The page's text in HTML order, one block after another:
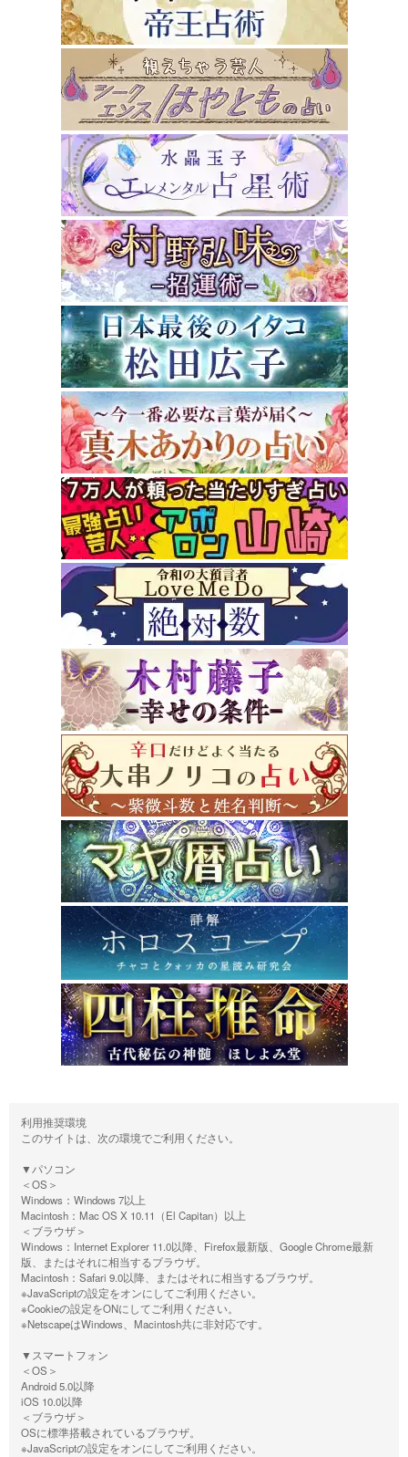
利用推奨環境
このサイトは、次の環境でご利用ください。
▼パソコン
＜OS＞
Windows：Windows 7以上
Macintosh：Mac OS X 10.11（El Capitan）以上
＜ブラウザ＞
Windows：Internet Explorer 11.0以降、Firefox最新版、Google Chrome最新
版、またはそれに相当するブラウザ。
Macintosh：Safari 9.0以降、またはそれに相当するブラウザ。
※JavaScriptの設定をオンにしてご利用ください。
※Cookieの設定をONにしてご利用ください。
※NetscapeはWindows、Macintosh共に非対応です。
▼スマートフォン
＜OS＞
Android 5.0以降
iOS 10.0以降
＜ブラウザ＞
OSに標準搭載されているブラウザ。
※JavaScriptの設定をオンにしてご利用ください。